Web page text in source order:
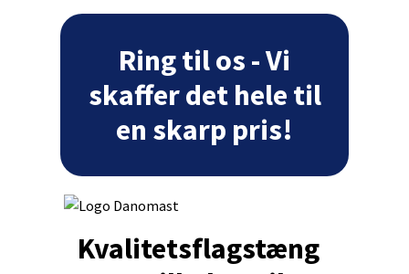
Ring til os - Vi
skaffer det hele til
en skarp pris!
Kvalitetsflagstæng